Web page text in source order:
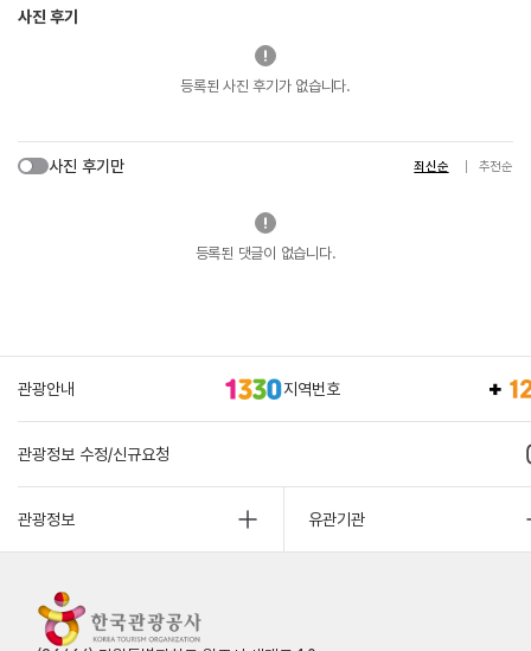
사진 후기
등록된 사진 후기가 없습니다.
사진 후기만 최신순 추천순
등록된 댓글이 없습니다.
관광안내 지역번호
관광정보 수정/신규요청
관광정보 유관기관